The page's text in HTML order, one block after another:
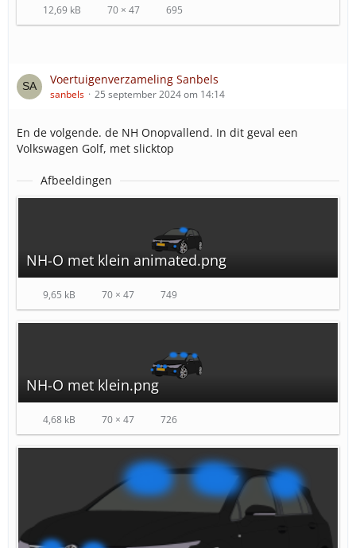
12,69 kB 70 × 47 695
Voertuigenverzameling Sanbels
sanbels 25 september 2024 om 14:14
En de volgende. de NH Onopvallend. In dit geval een
Volkswagen Golf, met slicktop
Afbeeldingen
NH-O met klein animated.png
9,65 kB 70 × 47 749
NH-O met klein.png
4,68 kB 70 × 47 726